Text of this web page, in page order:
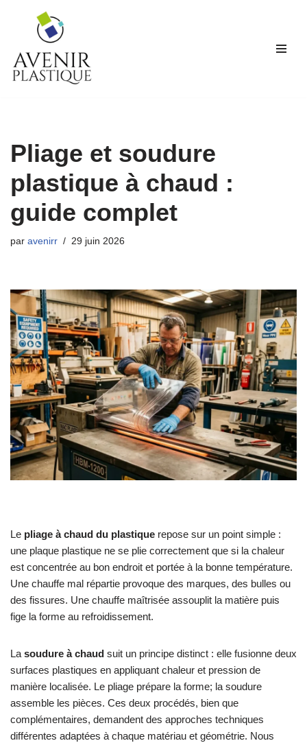
au
contenu
Pliage et soudure
plastique à chaud :
guide complet
par avenirr 29 juin 2026
Le pliage à chaud du plastique repose sur un point simple :
une plaque plastique ne se plie correctement que si la chaleur
est concentrée au bon endroit et portée à la bonne température.
Une chauffe mal répartie provoque des marques, des bulles ou
des fissures. Une chauffe maîtrisée assouplit la matière puis
fige la forme au refroidissement.
Lasoudure à chaud suit un principe distinct : elle fusionne deux
surfaces plastiques en appliquant chaleur et pression de
manière localisée. Le pliage prépare la forme; la soudure
assemble les pièces. Ces deux procédés, bien que
complémentaires, demandent des approches techniques
différentes adaptées à chaque matériau et géométrie. Nous